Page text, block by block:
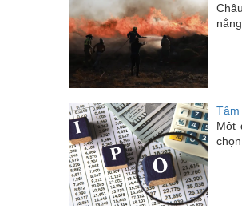
Tâm
Một
chọn.